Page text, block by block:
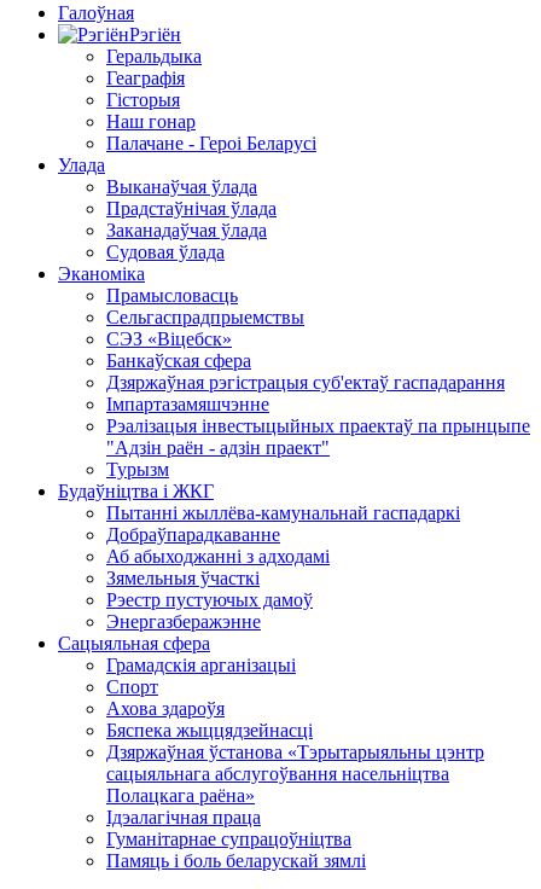
Галоўная
Рэгіён
Геральдыка
Геаграфія
Гісторыя
Наш гонар
Палачане - Героі Беларусі
Улада
Выканаўчая ўлада
Прадстаўнічая ўлада
Заканадаўчая ўлада
Судовая ўлада
Эканоміка
Прамысловасць
Сельгаспрадпрыемствы
СЭЗ «Віцебск»
Банкаўская сфера
Дзяржаўная рэгістрацыя суб'ектаў гаспадарання
Імпартазамяшчэнне
Рэалізацыя інвестыцыйных праектаў па прынцыпе
"Адзін раён - адзін праект"
Турызм
Будаўніцтва і ЖКГ
Пытанні жыллёва-камунальнай гаспадаркі
Добраўпарадкаванне
Аб абыходжанні з адходамі
Зямельныя ўчасткі
Рэестр пустуючых дамоў
Энергазберажэнне
Сацыяльная сфера
Грамадскія арганізацыі
Спорт
Ахова здароўя
Бяспека жыццядзейнасці
Дзяржаўная ўстанова «Тэрытарыяльны цэнтр
сацыяльнага абслугоўвання насельніцтва
Полацкага раёна»
Ідэалагічная праца
Гуманітарнае супрацоўніцтва
Памяць і боль беларускай зямлі